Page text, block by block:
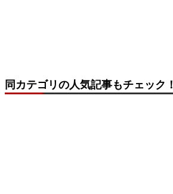
同カテゴリの人気記事もチェック！